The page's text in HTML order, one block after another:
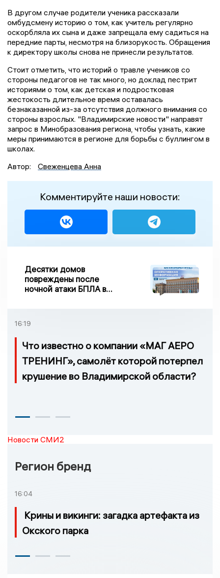
В другом случае родители ученика рассказали
омбудсмену историю о том, как учитель регулярно
оскорбляла их сына и даже запрещала ему садиться на
передние парты, несмотря на близорукость. Обращения
к директору школы снова не принесли результатов.
Стоит отметить, что историй о травле учеников со
стороны педагогов не так много, но доклад пестрит
историями о том, как детская и подростковая
жестокость длительное время оставалась
безнаказанной из-за отсутствия должного внимания со
стороны взрослых. "Владимирские новости" направят
запрос в Минобразования региона, чтобы узнать, какие
меры принимаются в регионе для борьбы с буллингом в
школах.
Автор:
Свеженцева Анна
Комментируйте наши новости:
Десятки домов
повреждены после
ночной атаки БПЛА в
16:19
Что известно о компании «МАГ АЕРО
ТРЕНИНГ», самолёт которой потерпел
крушение во Владимирской области?
Новости СМИ2
Регион бренд
16:04
Крины и викинги: загадка артефакта из
Окского парка